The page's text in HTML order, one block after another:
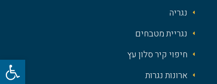
פתח
נגריה
נגריית מטבחים
חיפוי קיר סלון עץ
ארונות נגרות